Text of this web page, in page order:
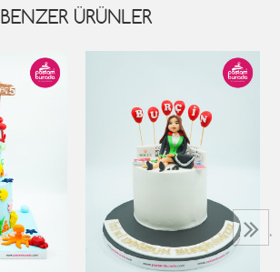
BENZER ÜRÜNLER
›